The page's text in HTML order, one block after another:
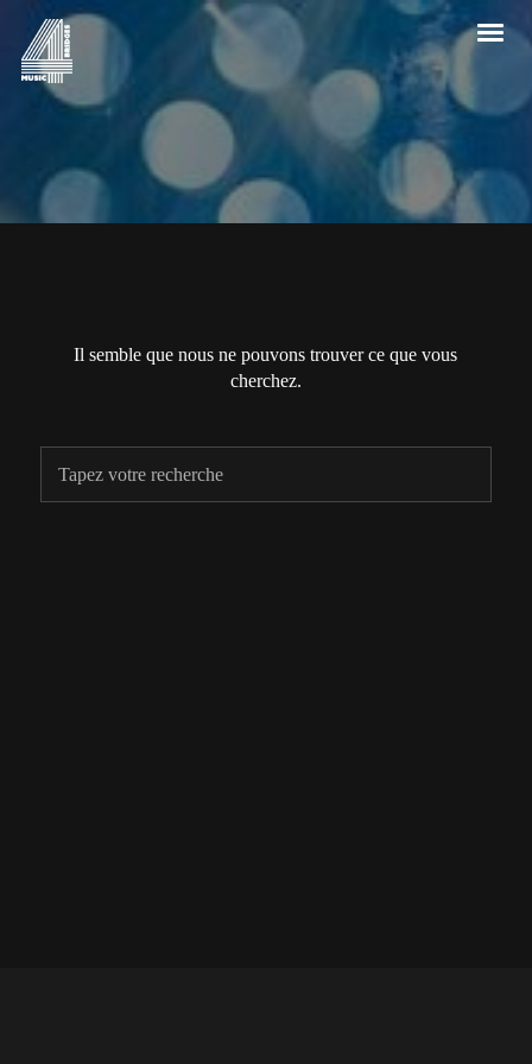
Il semble que nous ne pouvons trouver ce que vous
cherchez.